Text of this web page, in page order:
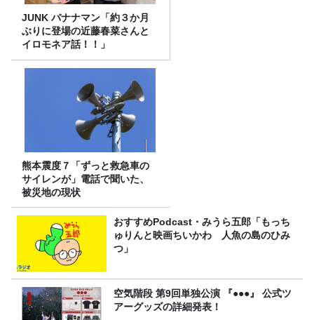
JUNK バナナマン「約３か月
ぶりに登場の近藤春菜さんと
イロモネア話！！」
熊本震度７「ずっと救急車の
サイレンが」電話で聞いた、
被災地の現状
おすすめPodcast・みうら五郎「もっち
ゅりんと映画ちいかわ 人魚の島のひみ
つ」
空気階段 第9回単独公演 『●●●』 公式ツ
アーグッズの詳細発表！